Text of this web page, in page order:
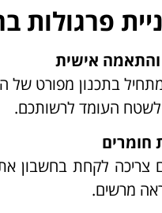
פרגולות
בתכנון מפורט של
העומד לרשותכם.
צריכה לקחת בחשבון את
מרשים.